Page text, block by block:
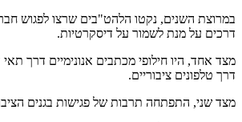
במרוצת השנים, נקטו הלהט"בים שרצו לפגוש
דרכים על מנת לשמור על דיסקרטיות.
מצד אחד, היו חילופי מכתבים אנונימיים דרך
דרך טלפונים ציבוריים.
מצד שני, התפתחה תרבות של פגישות בגנים